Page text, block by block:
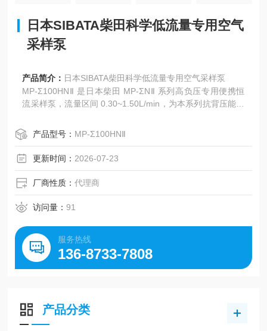
日本SIBATA柴田科学低流量专用空气
采样泵
产品简介： 日本SIBATA柴田科学低流量专用空气采样泵
MP-Σ100HNⅡ 是日本柴田 MP-ΣNⅡ 系列高负压专用便携恒
流采样泵，流量区间 0.30~1.50L/min，为本系列抗背压能力
产品型号： MP-Σ100HNⅡ
更新时间： 2026-07-23
厂商性质：代理商
访问量：91
服务热线
136-8733-7808
产品分类